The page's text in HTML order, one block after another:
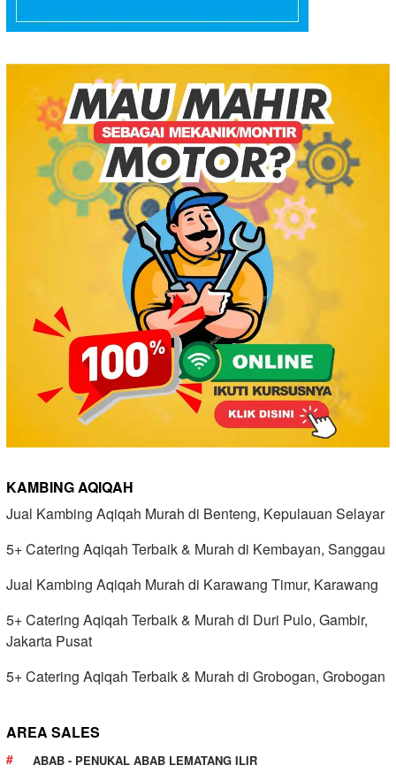
KAMBING AQIQAH
Jual Kambing Aqiqah Murah di Benteng, Kepulauan Selayar
5+ Catering Aqiqah Terbaik & Murah di Kembayan, Sanggau
Jual Kambing Aqiqah Murah di Karawang Timur, Karawang
5+ Catering Aqiqah Terbaik & Murah di Duri Pulo, Gambir,
Jakarta Pusat
5+ Catering Aqiqah Terbaik & Murah di Grobogan, Grobogan
AREA SALES
ABAB - PENUKAL ABAB LEMATANG ILIR